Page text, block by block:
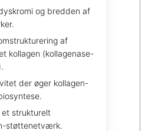
og bredden af
af
kollagen (kollagenase-
der øger kollagen-
et strukturelt
støttenetværk.